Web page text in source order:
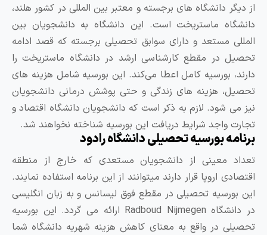
دیگر دانشگاه‌ های برجسته و معتبر بین ‌المللی در کشور هلند،
ماستریخت است. این دانشگاه به دانشجویان بین
مستعد و دارای سوابق تحصیلی برجسته که قصد ادامه
در مقطع کارشناسی ارشد در دانشگاه ماستریخت را
بورسیه کامل اعطا می‌کند. این بورسیه شامل هزینه‌ های
هزینه ‌های زندگی و حتی پوشش درمانی دانشجویان
می‌ شود. لازم به ذکر است که دانشجویان دانشگاه اقتصاد و
واجد شرایط دریافت این بورسیه شناخته نخواهند شد.
بورسیه تحصیلی دانشگاه رادود
معینی از دانشجویان مستعدی که خارج از منطقه
اروپا قرار دارند میتوانند از این برنامه استفاده نمایند.
بورسیه تحصیلی در مقطع فوق لیسانس و به زبان انگلیسی
در دانشگاه Radboud Nijmegen ارائه می گردد. این بورسیه
در واقع به معنای کاهش هزینه شهریه دانشگاه شما